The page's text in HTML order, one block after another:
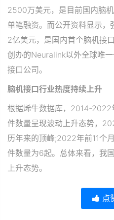
2500万美元，是目前国内脑
单笔融资。而公开资料显示
2亿美元，是国内首个脑机接
创办的Neuralink以外全球唯
接口公司。
脑机接口行业热度持续上升
根据烯牛数据库，2014-2022
件数量呈现波动上升态势，
历年来的顶峰;2022年前11个
件数量为6起。总体来看，我
上升态势。
点